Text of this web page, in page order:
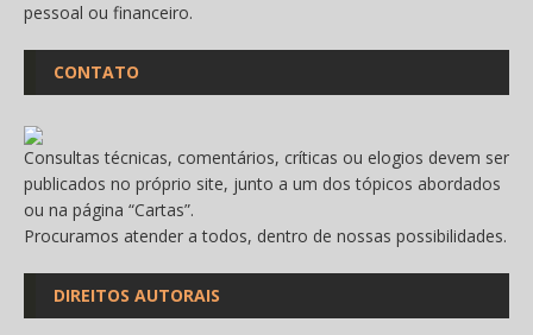
pessoal ou financeiro.
CONTATO
Consultas técnicas, comentários, críticas ou elogios devem ser
publicados no próprio site, junto a um dos tópicos abordados
ou na página “Cartas”.
Procuramos atender a todos, dentro de nossas possibilidades.
DIREITOS AUTORAIS